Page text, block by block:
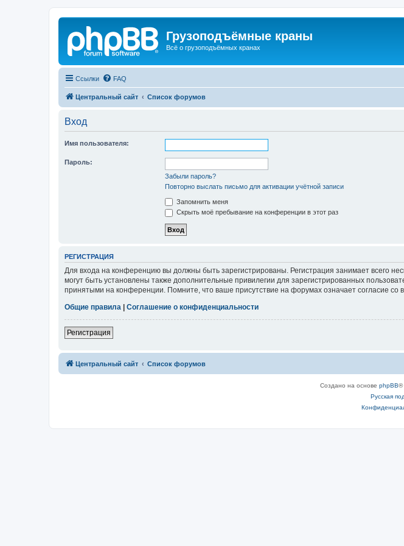
Грузоподъёмные краны
Всё о грузоподъёмных кранах
Ссылки FAQ
Центральный сайт Список форумов
Вход
Имя пользователя:
Пароль:
Забыли пароль?
Повторно выслать письмо для активации учётной записи
Запомнить меня
Скрыть моё пребывание на конференции в этот раз
РЕГИСТРАЦИЯ
Для входа на конференцию вы должны быть зарегистрированы. Регистрация занимает всего
могут быть установлены также дополнительные привилегии для зарегистрированных
принятыми на конференции. Помните, что ваше присутствие на форумах означает согласие со
Общие правила
Соглашение о конфиденциальности
Регистрация
Центральный сайт Список форумов
Создано на основе phpBB®
Русская